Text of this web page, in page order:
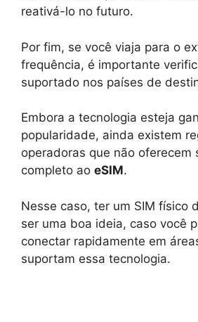
reativá-lo no futuro.
Por fim, se você viaja para o
frequência, é importante
suportado nos países de
Embora a tecnologia esteja
popularidade, ainda existem
operadoras que não oferecem
completo ao eSIM.
Nesse caso, ter um SIM físico
ser uma boa ideia, caso você
conectar rapidamente em
suportam essa tecnologia.